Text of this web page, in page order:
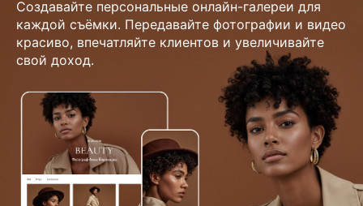
Создавайте персональные онлайн-галереи для
каждой съёмки. Передавайте фотографии и видео
красиво, впечатляйте клиентов и увеличивайте
свой доход.